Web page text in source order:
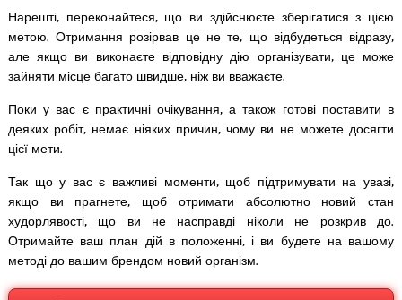
Нарешті, переконайтеся, що ви здійснюєте зберігатися з цією
метою. Отримання розірвав це не те, що відбудеться відразу,
але якщо ви виконаєте відповідну дію організувати, це може
зайняти місце багато швидше, ніж ви вважаєте.
Поки у вас є практичні очікування, а також готові поставити в
деяких робіт, немає ніяких причин, чому ви не можете досягти
цієї мети.
Так що у вас є важливі моменти, щоб підтримувати на увазі,
якщо ви прагнете, щоб отримати абсолютно новий стан
худорлявості, що ви не насправді ніколи не розкрив до.
Отримайте ваш план дій в положенні, і ви будете на вашому
методі до вашим брендом новий організм.